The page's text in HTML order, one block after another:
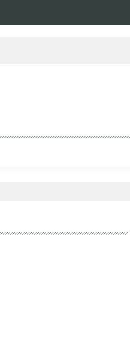
zprávu? Na portále eKompetence